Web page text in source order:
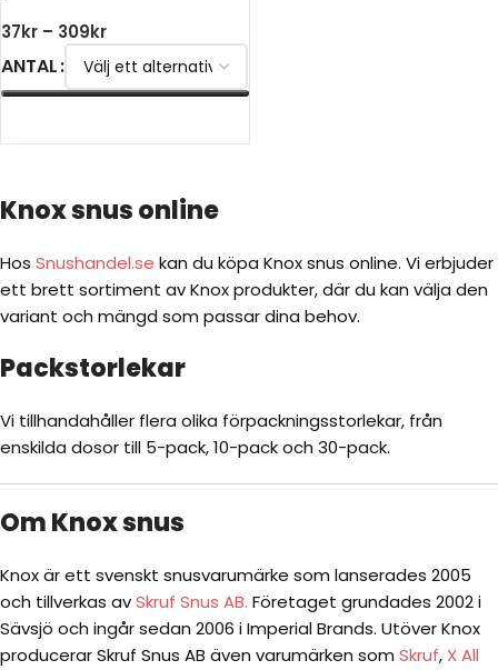
37kr – 309kr
ANTAL
Knox snus online
Hos Snushandel.se kan du köpa Knox snus online. Vi erbjuder
ett brett sortiment av Knox produkter, där du kan välja den
variant och mängd som passar dina behov.
Packstorlekar
Vi tillhandahåller flera olika förpackningsstorlekar, från
enskilda dosor till 5-pack, 10-pack och 30-pack.
Om Knox snus
Knox är ett svenskt snusvarumärke som lanserades 2005
och tillverkas avSkruf Snus AB. Företaget grundades 2002 i
Sävsjö och ingår sedan 2006 i Imperial Brands. Utöver Knox
producerar Skruf Snus AB även varumärken som Skruf, X All